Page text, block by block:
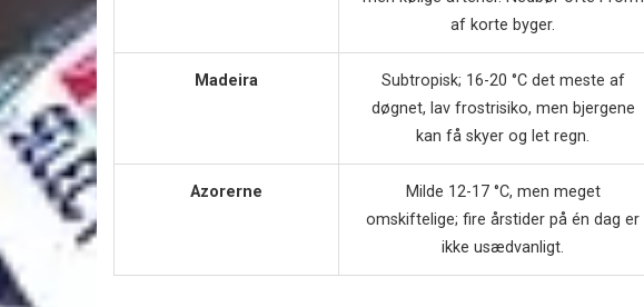
af korte byger.
Madeira
Subtropisk; 16-20 °C det meste af
døgnet, lav frostrisiko, men bjergene
kan få skyer og let regn.
Azorerne
Milde 12-17 °C, men meget
omskiftelige; fire årstider på én dag er
ikke usædvanligt.